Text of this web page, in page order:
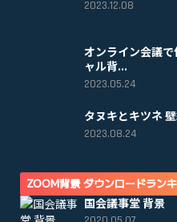
2023.12.08
オンライン会議
ャル背...
2023.05.24
タヌキとキツネ
2023.08.24
ZOOM背景 ダウンロードラン
国会議事堂 背景